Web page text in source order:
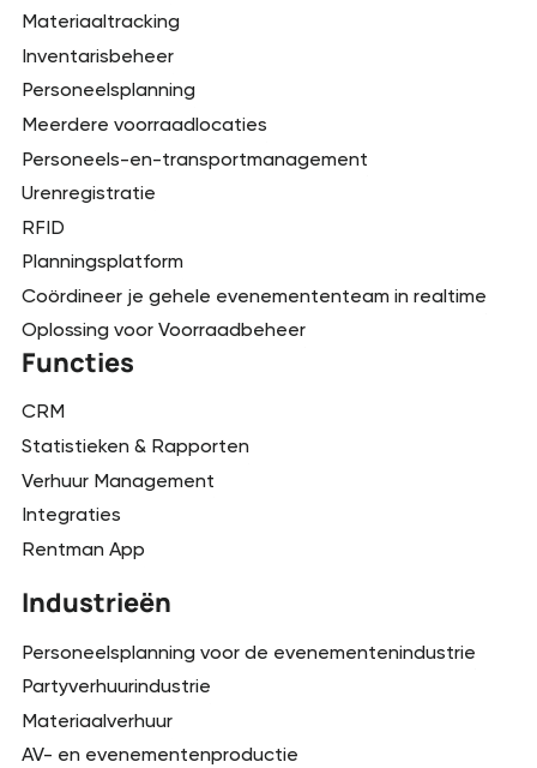
Materiaaltracking
Inventarisbeheer
Personeelsplanning
Meerdere voorraadlocaties
Personeels-en-transportmanagement
Urenregistratie
RFID
Planningsplatform
Coördineer je gehele evenemententeam in realtime
Oplossing voor Voorraadbeheer
Functies
CRM
Statistieken & Rapporten
Verhuur Management
Integraties
Rentman App
Industrieën
Personeelsplanning voor de evenementenindustrie
Partyverhuurindustrie
Materiaalverhuur
AV- en evenementenproductie